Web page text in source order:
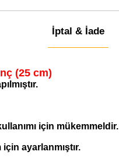
İptal & İade
(25 cm)
için mükemmeldir.
ayarlanmıştır.